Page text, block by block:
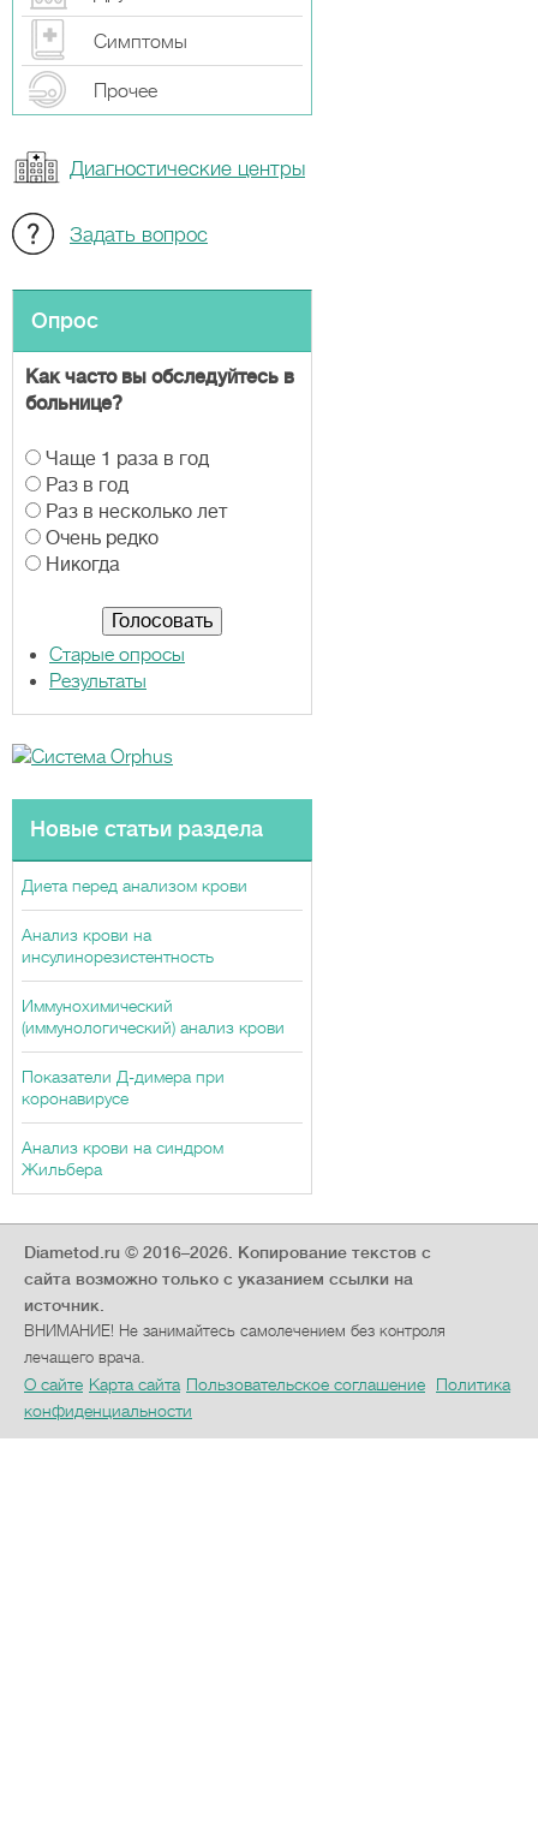
Симптомы
Прочeе
Диагностические центры
Задать вопрос
Опрос
Как часто вы обследуйтесь в
больнице?
В
а
р
и
а
Чаще 1 раза в год
Раз в год
Раз в несколько лет
Очень редко
Никогда
Старые опросы
Результаты
Новые статьи раздела
Диета перед анализом крови
Анализ крови на
инсулинорезистентность
Иммунохимический
(иммунологический) анализ крови
Показатели Д-димера при
коронавирусе
Анализ крови на синдром
Жильбера
Diametod.ru © 2016–2026. Копирование текстов с
сайта возможно только с указанием ссылки на
источник.
ВНИМАНИЕ! Не занимайтесь самолечением без контроля
лечащего врача.
О сайте Карта сайта Пользовательское соглашение
Политика
конфиденциальности